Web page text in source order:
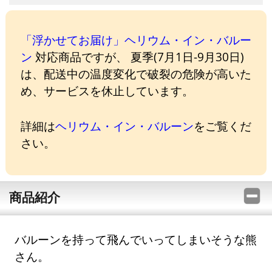
「浮かせてお届け」ヘリウム・イン・バルー
ン 対応商品ですが、 夏季(7月1日-9月30日)
は、配送中の温度変化で破裂の危険が高いた
め、サービスを休止しています。
詳細はヘリウム・イン・バルーンをご覧くだ
さい。
商品紹介
バルーンを持って飛んでいってしまいそうな熊
さん。